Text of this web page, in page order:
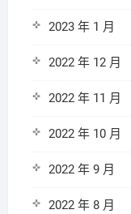
2023 年 1 月
2022 年 12 月
2022 年 11 月
2022 年 10 月
2022 年 9 月
2022 年 8 月